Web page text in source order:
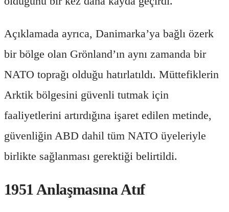
Açıklamada ayrıca, Danimarka’ya bağlı özerk
bir bölge olan Grönland’ın aynı zamanda bir
NATO toprağı olduğu hatırlatıldı. Müttefiklerin
Arktik bölgesini güvenli tutmak için
faaliyetlerini artırdığına işaret edilen metinde,
güvenliğin ABD dahil tüm NATO üyeleriyle
birlikte sağlanması gerektiği belirtildi.
1951 Anlaşmasına Atıf